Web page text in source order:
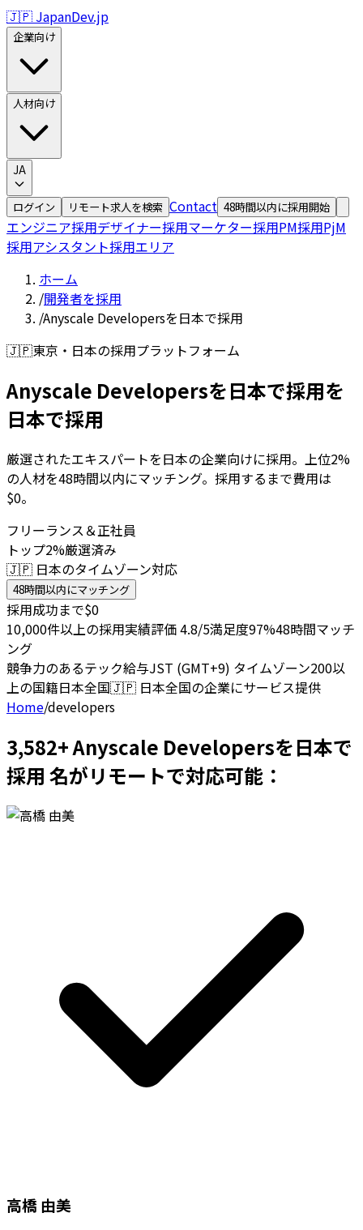
🇯🇵 JapanDev.jp
企業向け
人材向け
JA
ログイン リモート求人を検索 Contact 48時間以内に採用開始
エンジニア採用デザイナー採用マーケター採用PM採用PjM
採用アシスタント採用エリア
ホーム
/開発者を採用
/Anyscale Developersを日本で採用
🇯🇵東京・日本の採用プラットフォーム
Anyscale Developersを日本で採用を
日本で採用
厳選されたエキスパートを日本の企業向けに採用。上位2%
の人材を48時間以内にマッチング。採用するまで費用は
$0。
フリーランス＆正社員
トップ2%厳選済み
🇯🇵 日本のタイムゾーン対応
48時間以内にマッチング
採用成功まで$0
10,000件以上の採用実績評価 4.8/5満足度97%48時間マッチ
ング
競争力のあるテック給与JST (GMT+9) タイムゾーン200以
上の国籍日本全国🇯🇵 日本全国の企業にサービス提供
Home/developers
3,582+ Anyscale Developersを日本で
採用 名がリモートで対応可能：
高橋 由美